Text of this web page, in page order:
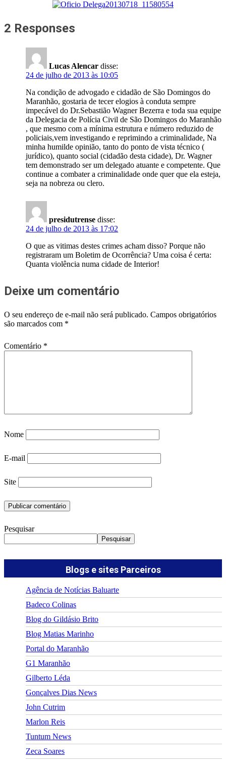
2 Responses
Lucas Alencar disse:
24 de julho de 2013 às 10:05
Na condição de advogado e cidadão de São Domingos do
Maranhão, gostaria de tecer elogios à conduta sempre
impecável do Dr.Sebastião Wagner Bezerra e toda sua equipe
da Delegacia de Polícia Civil de São Domingos do Maranhão
, que mesmo com a mínima estrutura e número reduzido de
policiais,vem investigando e reprimindo a criminalidade, Na
minha humilde opinião, tanto do ponto de vista técnico (
jurídico), quanto social (cidadão desta cidade), Dr. Wagner
tem demonstrado ser um delegado atuante e competente. Que
continue a combater a criminalidade onde quer que ela esteja,
seja na nobreza ou clero.
presidutrense disse:
24 de julho de 2013 às 17:02
O que as vitimas destes crimes acham disso? Porque não
registraram um Boletim de Ocorrência? Uma coisa é certa:
Quanta violência numa cidade de Interior!
Deixe um comentário
O seu endereço de e-mail não será publicado. Campos obrigatórios
são marcados com *
Comentário *
Nome
E-mail
Site
Pesquisar
Pesquisar
Blogs e sites Parceiros
Agência de Notícias Baluarte
Badeco Colinas
Blog do Gildásio Brito
Blog Matias Marinho
Portal do Maranhão
G1 Maranhão
Gilberto Léda
Gonçalves Dias News
John Cutrim
Marlon Reis
Tuntum News
Zeca Soares